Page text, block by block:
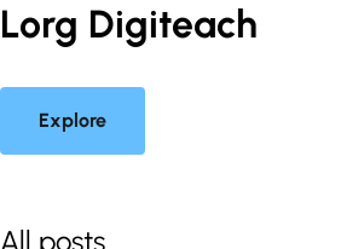
Lorg Digiteach
Explore
All posts